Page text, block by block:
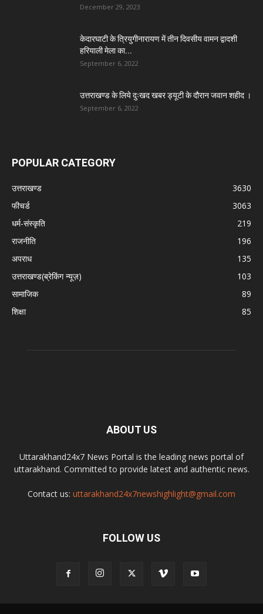
December 29, 2023
केदारघाटी के त्रियुगीनारायण में तीन दिवसीय वामन द्वादशी
हरियाली मेला का...
September 6, 2022
उत्तराखण्ड के लिये दुःखद खबर ड्यूटी के दौरान जवान शहीद ।
September 6, 2022
POPULAR CATEGORY
उत्तराखण्ड
3630
फीचर्ड
3063
धर्म-संस्कृति
219
राजनीति
196
अपराध
135
उत्तराखण्ड(ब्रेकिंग न्यूज़)
103
सामाजिक
89
शिक्षा
85
ABOUT US
Uttarakhand24x7 News Portal is the leading news portal of
uttarakhand. Committed to provide latest and authentic news.
Contact us: uttarakhand24x7newshighlight@gmail.com
FOLLOW US